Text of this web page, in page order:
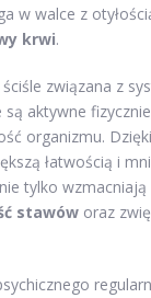
w walce z
krwi.
związana z
aktywne
organizmu.
łatwością i
tylko
stawów oraz